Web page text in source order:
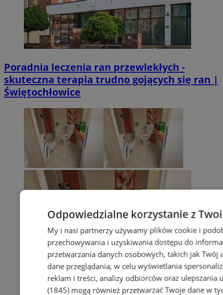
Poradnia leczenia ran przewlekłych -
skuteczna terapia trudno gojących się ran |
Świętochłowice
Odpowiedzialne korzystanie z
My i nasi partnerzy używamy plików cookie i
przechowywania i uzyskiwania dostępu do
przetwarzania danych osobowych, takich jak
dane przeglądania, w celu wyświetlania
reklam i treści, analizy odbiorców oraz ulepszania
(1845)mogą również przetwarzać Twoje dane w